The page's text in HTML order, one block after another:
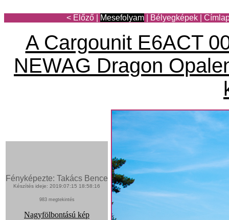
< Előző Mesefolyam Bélyegképek
A Cargounit E6ACT
NEWAG Dragon
Fényképezte: Takács Bence
Készítés ideje: 2019:07:15 18:58:16
983 megtekintés
Nagyfölbontású kép